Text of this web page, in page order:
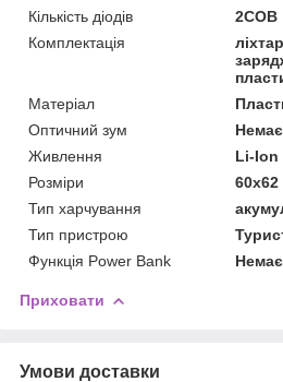
Кількість діодів
2COB
Комплектація
Матеріал
Оптичний зум
Немає
Живлення
Li-Ion
Розміри
Тип харчування
Тип пристрою
Функція Power Bank
Немає
Приховати
Умови доставки